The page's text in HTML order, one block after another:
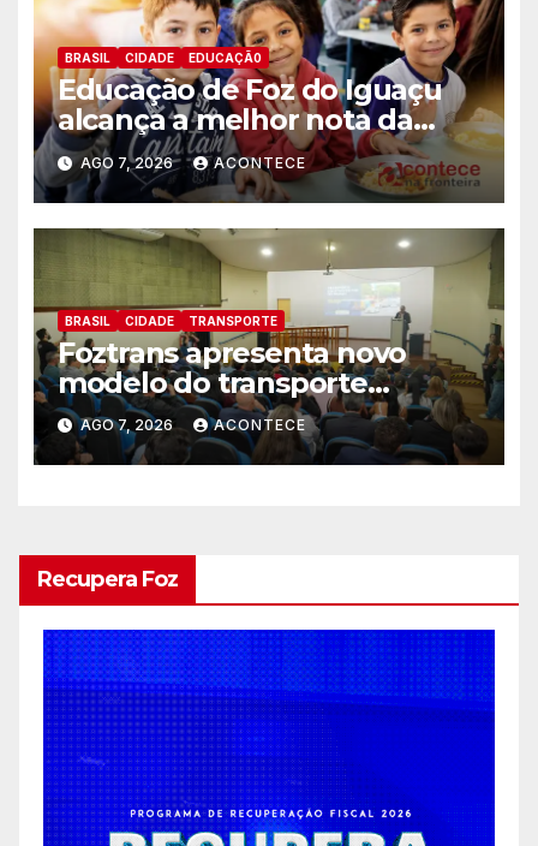
BRASIL CIDADE EDUCAÇÃ0
Educação de Foz do Iguaçu
alcança a melhor nota da
história no IDEB
AGO 7, 2026 ACONTECE
BRASIL CIDADE TRANSPORTE
Foztrans apresenta novo
modelo do transporte
coletivo em audiência pública
e avança para um sistema
mais moderno e eficiente
AGO 7, 2026 ACONTECE
Recupera Foz